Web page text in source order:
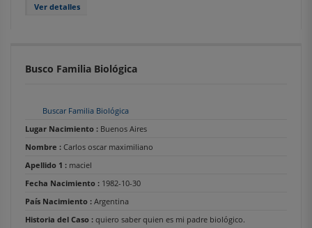
Ver detalles
Busco Familia Biológica
Buscar Familia Biológica
Lugar Nacimiento : Buenos Aires
Nombre : Carlos oscar maximiliano
Apellido 1 : maciel
Fecha Nacimiento : 1982-10-30
País Nacimiento : Argentina
Historia del Caso : quiero saber quien es mi padre biológico.